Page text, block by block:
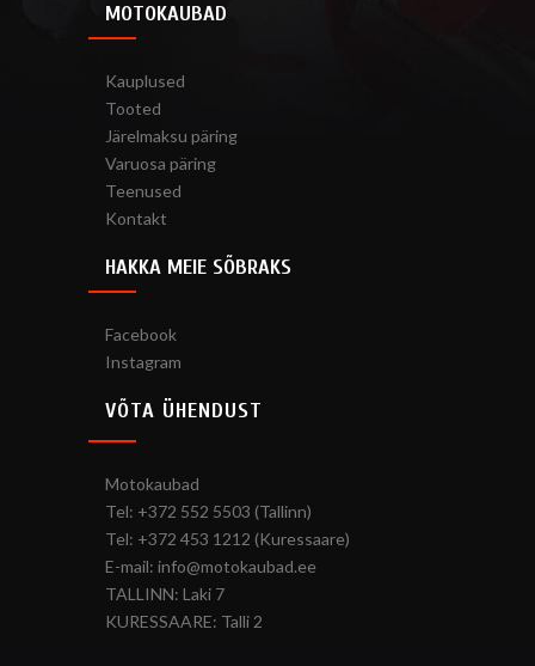
MOTOKAUBAD
Kauplused
Tooted
Järelmaksu päring
Varuosa päring
Teenused
Kontakt
HAKKA MEIE SÕBRAKS
Facebook
Instagram
VÕTA ÜHENDUST
Motokaubad
Tel: +372 552 5503 (Tallinn)
Tel: +372 453 1212 (Kuressaare)
E-mail: info@motokaubad.ee
TALLINN: Laki 7
KURESSAARE: Talli 2